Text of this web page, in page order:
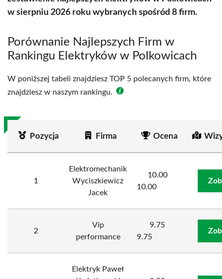
w sierpniu 2026 roku wybranych spośród 8 firm.
Porównanie Najlepszych Firm w
Rankingu Elektryków w Polkowicach
W poniższej tabeli znajdziesz TOP 5 polecanych firm, które
znajdziesz w naszym rankingu.
Pozycja Firma Ocena
1
Elektromechanik
Wyciszkiewicz
Jacek
10.00
10.00
2
Vip
performance
9.75
9.75
Elektryk Paweł